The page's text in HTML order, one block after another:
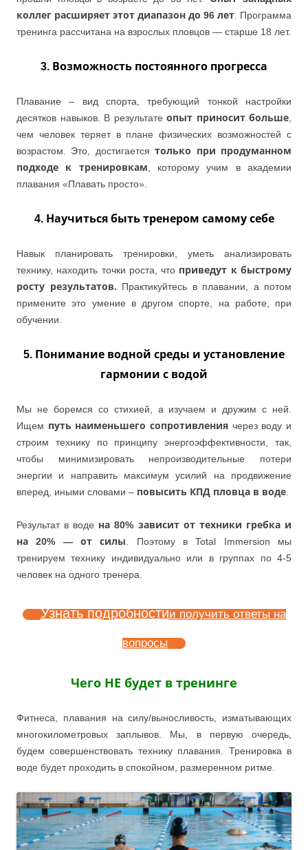
коллег расширяет этот диапазон до 96 лет . Программа
тренинга рассчитана на взрослых пловцов — старше 18 лет.
3. Возможность постоянного прогресса
Плавание – вид спорта, требующий тонкой настройки
десятков навыков. В результате опыт приносит больше
чем человек теряет в плане физических возможностей с
возрастом. Это, достигаетсятолько при продуманном
подходе к тренировкам , которому учим в академии
плавания «Плавать просто».
4. Научиться быть тренером самому себе
Навык планировать тренировки, уметь анализировать
технику, находить точки роста, что приведут к быстрому
росту результатов. Практикуйтесь в плавании, а потом
примените это умение в другом спорте, на работе, при
обучении.
5. Понимание водной среды и установление
гармонии с водой
Мы не боремся со стихией, а изучаем и дружим с ней.
Ищем путь наименьшего сопротивления через воду и
строим технику по принципу энергоэффективности, так,
чтобы минимизировать непроизводительные потери
энергии и направить максимум усилий на продвижение
вперед, иными словами – повысить КПД пловца в воде
Результат в воде на 80% зависит от техники гребка и
на 20% — от силы . Поэтому в Total Immersion мы
тренируем технику индивидуально или в группах по 4-5
человек на одного тренера.
Узнать подробностии получить ответы на
вопросы
Чего НЕ будет в тренинге
Фитнеса, плавания на силу/выносливость, изматывающих
многокилометровых заплывов. Мы, в первую очередь,
будем совершенствовать технику плавания. Тренировка в
воде будет проходить в спокойном, размеренном ритме.